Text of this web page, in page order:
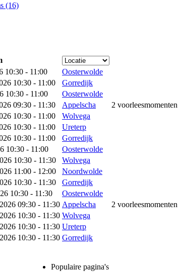
(16)
10:30 - 11:00
Oosterwolde
10:30 - 11:00
Gorredijk
10:30 - 11:00
Oosterwolde
09:30 - 11:30
Appelscha 2 voorleesmomenten
10:30 - 11:00
Wolvega
10:30 - 11:00
Ureterp
10:30 - 11:00
Gorredijk
10:30 - 11:00
Oosterwolde
10:30 - 11:30
Wolvega
11:00 - 12:00
Noordwolde
10:30 - 11:30
Gorredijk
10:30 - 11:30
Oosterwolde
09:30 - 11:30 Appelscha 2 voorleesmomenten
10:30 - 11:30 Wolvega
10:30 - 11:30 Ureterp
10:30 - 11:30 Gorredijk
Populaire pagina's